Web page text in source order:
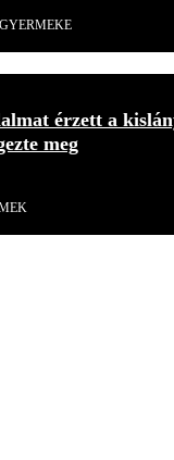
érzett a
meg